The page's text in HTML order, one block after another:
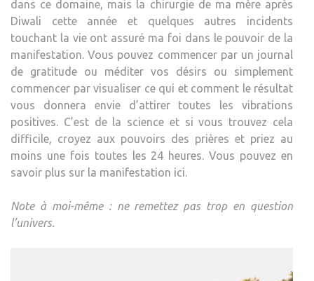
dans ce domaine, mais la chirurgie de ma mère après
Diwali cette année et quelques autres incidents
touchant la vie ont assuré ma foi dans le pouvoir de la
manifestation. Vous pouvez commencer par un journal
de gratitude ou méditer vos désirs ou simplement
commencer par visualiser ce qui et comment le résultat
vous donnera envie d’attirer toutes les vibrations
positives. C’est de la science et si vous trouvez cela
difficile, croyez aux pouvoirs des prières et priez au
moins une fois toutes les 24 heures. Vous pouvez en
savoir plus sur la manifestation ici.
Note à moi-même : ne remettez pas trop en question
l’univers.